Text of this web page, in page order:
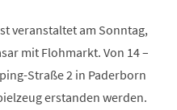
veranstaltet am Sonntag,
mit Flohmarkt. Von 14 –
Straße 2 in Paderborn
erstanden werden.